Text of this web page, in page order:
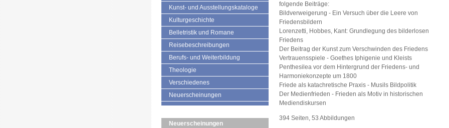
Kunst- und Ausstellungskataloge
Kulturgeschichte
Belletristik und Romane
Reisebeschreibungen
Berufs- und Weiterbildung
Theologie
Verschiedenes
Neuerscheinungen
Neuerscheinungen
folgende Beiträge:
Bildverweigerung - Ein Versuch über die Leere von
Friedensbildern
Lorenzetti, Hobbes, Kant: Grundlegung des bilderlosen
Friedens
Der Beitrag der Kunst zum Verschwinden des Friedens
Vertrauensspiele - Goethes Iphigenie und Kleists
Penthesilea vor dem Hintergrund der Friedens- und
Harmoniekonzepte um 1800
Friede als katachretische Praxis - Musils Bildpolitik
Der Medienfrieden - Frieden als Motiv in historischen
Mediendiskursen
394 Seiten, 53 Abbildungen